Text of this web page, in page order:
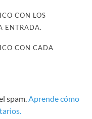
CON LOS
ENTRADA.
CON CADA
spam. Aprende cómo